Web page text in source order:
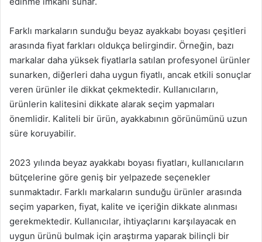
Farklı markaların sunduğu beyaz ayakkabı boyası çeşitleri
arasında fiyat farkları oldukça belirgindir. Örneğin, bazı
markalar daha yüksek fiyatlarla satılan profesyonel ürünler
sunarken, diğerleri daha uygun fiyatlı, ancak etkili sonuçlar
veren ürünler ile dikkat çekmektedir. Kullanıcıların,
ürünlerin kalitesini dikkate alarak seçim yapmaları
önemlidir. Kaliteli bir ürün, ayakkabının görünümünü uzun
süre koruyabilir.
2023 yılında beyaz ayakkabı boyası fiyatları, kullanıcıların
bütçelerine göre geniş bir yelpazede seçenekler
sunmaktadır. Farklı markaların sunduğu ürünler arasında
seçim yaparken, fiyat, kalite ve içeriğin dikkate alınması
gerekmektedir. Kullanıcılar, ihtiyaçlarını karşılayacak en
uygun ürünü bulmak için araştırma yaparak bilinçli bir